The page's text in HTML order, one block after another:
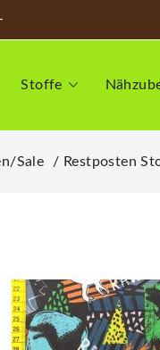
Stoffe
Sale Restposten